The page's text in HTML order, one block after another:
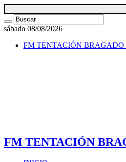
sábado 08/08/2026
FM TENTACIÓN BRAGADO
FM TENTACIÓN